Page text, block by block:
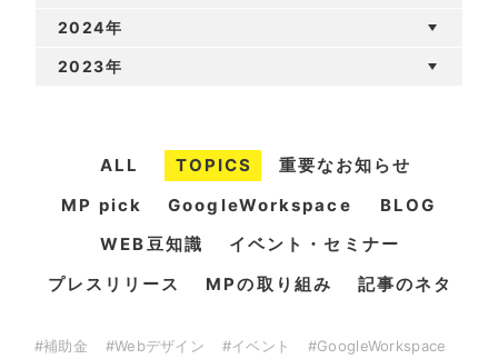
2024年
2023年
ALL TOPICS
重要なお知らせ
MP pick
GoogleWorkspace
BLOG
WEB豆知識
イベント・セミナー
プレスリリース
MPの取り組み 記事のネタ
#補助金 #Webデザイン #イベント
#GoogleWorkspace